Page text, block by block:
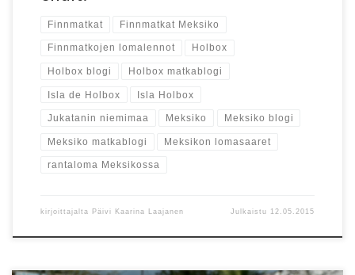
Finnmatkat Finnmatkat Meksiko
Finnmatkojen lomalennot Holbox
Holbox blogi Holbox matkablogi
Isla de Holbox Isla Holbox
Jukatanin niemimaa Meksiko Meksiko blogi
Meksiko matkablogi Meksikon lomasaaret
rantaloma Meksikossa
kirjoittajalta Päivi Kaarina Laajanen Julkaistu 12.05.2015